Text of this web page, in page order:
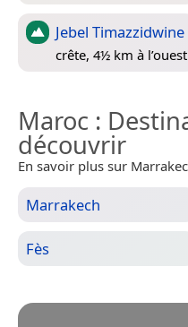
Jebel Timazzidwine
crête, 4½ km à l’ouest
Maroc :
découvrir
En savoir plus sur
Marrakech
Fès